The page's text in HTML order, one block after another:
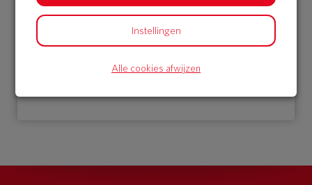
Bekijk alle donateurs
Instellingen
Alle cookies afwijzen